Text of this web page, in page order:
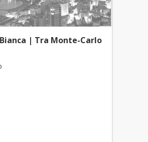
| Tra Monte-Carlo